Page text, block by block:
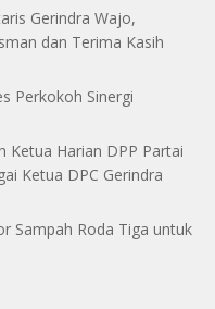
Gerindra Wajo,
dan Terima Kasih
Perkokoh Sinergi
Ketua Harian DPP Partai
Ketua DPC Gerindra
Sampah Roda Tiga untuk